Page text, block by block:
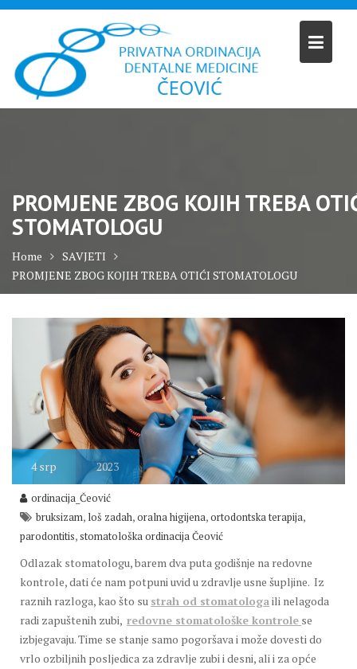
Skip
PROMJENE ZBOG KOJIH TREBA
STOMATOLOGU
Home
SAVJETI
PROMJENE ZBOG KOJIH TREBA OTIĆI STOMATOLOGU
4srp 2023
ordinacija_Čeović
bruksizam, loš zadah,oralna higijena,ortodontska terapija,
parodontitis,stomatološka ordinacija Čeović
Odlazak stomatologu, barem dva puta godišnje na redovne
kontrole, dati će nam potpuni uvid u zdravlje usne šupljine. Iz
raznih razloga, kao što su strah od stomatologaili nelagoda
radi zapuštenih zubi, redovne stomatološke kontrole se
izbjegavaju. Time se stanje samo pogoršava i može dovesti do
vrlo ozbiljnih posljedica za zdravlje zubi i desni, ali i za opće